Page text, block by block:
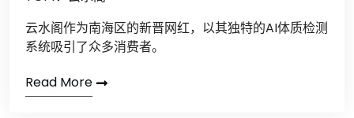
云水阁作为南海区的新晋网红，以其独特的AI体质检测
系统吸引了众多消费者。
Read More